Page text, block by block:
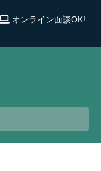
オンライン面談OK!